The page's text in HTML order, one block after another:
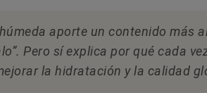
aporte un contenido más
Pero sí explica por qué cada
la hidratación y la calidad